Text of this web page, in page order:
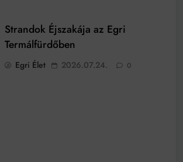
Strandok Éjszakája az Egri
Termálfürdőben
Egri Élet 2026.07.24. 0